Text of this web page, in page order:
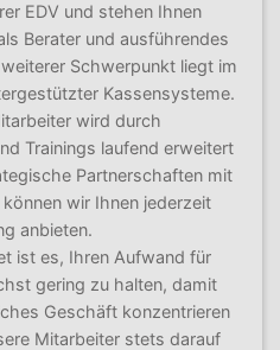
EDV und stehen Ihnen
Berater und ausführendes
Schwerpunkt liegt im
Kassensysteme.
wird durch
Trainings laufend erweitert
Partnerschaften mit
wir Ihnen jederzeit
anbieten.
ist es, Ihren Aufwand für
gering zu halten, damit
Geschäft konzentrieren
Mitarbeiter stets darauf